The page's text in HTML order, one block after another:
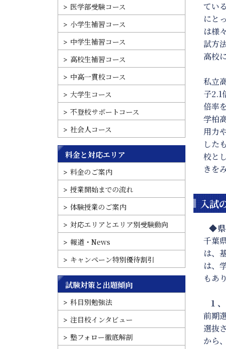
てい
にと
は様
試方
高校
私立
子2.1
倍率
学柏
用力
した
校と
きを
入試
◆県
千葉
は、
は、
もあ
１
前期
選抜
から
医学部受験コース
小学生補習コース
中学生補習コース
高校生補習コース
中高一貫校コース
大学生コース
不登校サポートコース
社会人コース
料金と対応エリア
料金のご案内
授業開始までの流れ
体験授業のご案内
対応エリアとエリア別受験動向
報道・News
キャンペーン特別優待割引
試験対策と出題傾向
科目別勉強法
注目校インタビュー
塾フォロー徹底解剖